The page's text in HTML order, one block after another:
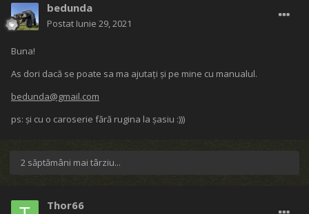
bedunda
Postat Iunie 29, 2021
Buna!
As dori dacă se poate sa ma ajutați și pe mine cu manualul.
bedunda@gmail.com
ps: și cu o caroserie fără rugina la șasiu :)))
2 săptămâni mai târziu...
Thor66